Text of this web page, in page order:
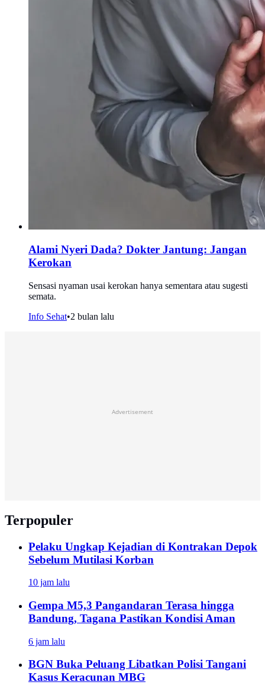
Alami Nyeri Dada? Dokter Jantung: Jangan
Kerokan
Sensasi nyaman usai kerokan hanya sementara atau sugesti
semata.
Info Sehat•2 bulan lalu
Advertisement
Terpopuler
Pelaku Ungkap Kejadian di Kontrakan Depok
Sebelum Mutilasi Korban
10 jam lalu
Gempa M5,3 Pangandaran Terasa hingga
Bandung, Tagana Pastikan Kondisi Aman
6 jam lalu
BGN Buka Peluang Libatkan Polisi Tangani
Kasus Keracunan MBG